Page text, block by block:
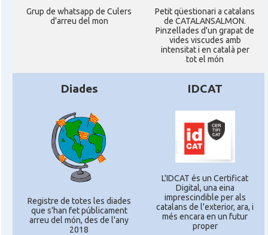
Grup de whatsapp de Culers
d'arreu del mon
Petit qüestionari a catalans
de CATALANSALMON.
Pinzellades d'un grapat de
vides viscudes amb
intensitat i en català per
tot el món
Diades
Registre de totes les diades
que s'han fet públicament
arreu del món, des de l'any
2018
IDCAT
L'IDCAT és un Certificat
Digital, una eina
imprescindible per als
catalans de l'exterior, ara, i
més encara en un futur
proper